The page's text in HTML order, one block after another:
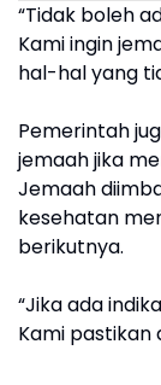
“Tidak boleh
Kami ingin
hal-hal yang
Pemerintah
jemaah jika
Jemaah
kesehatan
berikutnya.
“Jika ada
Kami pastikan